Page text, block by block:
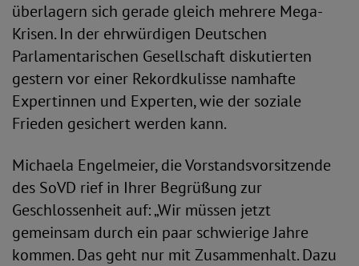
überlagern sich gerade gleich mehrere Mega-
Krisen. In der ehrwürdigen Deutschen
Parlamentarischen Gesellschaft diskutierten
gestern vor einer Rekordkulisse namhafte
Expertinnen und Experten, wie der soziale
Frieden gesichert werden kann.
Michaela Engelmeier, die Vorstandsvorsitzende
des SoVD rief in Ihrer Begrüßung zur
Geschlossenheit auf: „Wir müssen jetzt
gemeinsam durch ein paar schwierige Jahre
kommen. Das geht nur mit Zusammenhalt. Dazu